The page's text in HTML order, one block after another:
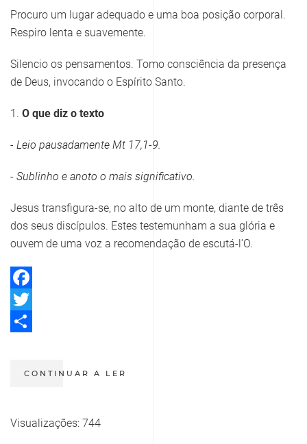
Procuro um lugar adequado e uma boa posição corporal.
Respiro lenta e suavemente.
Silencio os pensamentos. Tomo consciência da presença
de Deus, invocando o Espírito Santo.
1. O que diz o texto
- Leio pausadamente Mt 17,1-9.
- Sublinho e anoto o mais significativo.
Jesus transfigura-se, no alto de um monte, diante de três
dos seus discípulos. Estes testemunham a sua glória e
ouvem de uma voz a recomendação de escutá-l’O.
Facebook
Twitter
CONTINUAR A LER
Visualizações: 744